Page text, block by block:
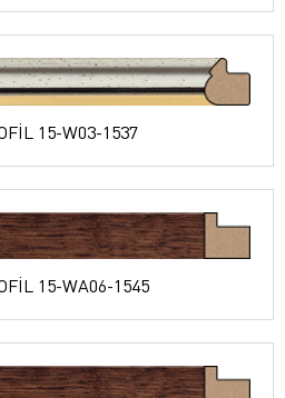
15-W03-1537
15-WA06-1545